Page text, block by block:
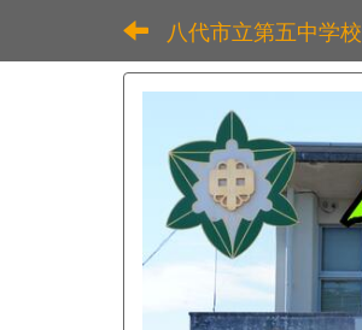
八代市立第五中学校